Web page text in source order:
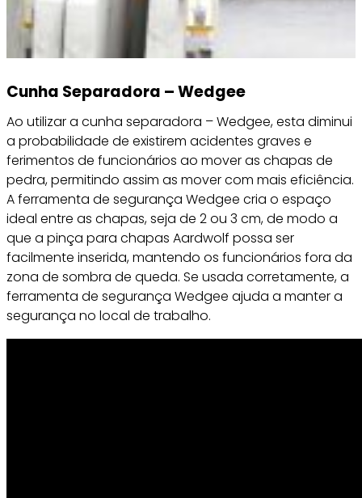
Cunha Separadora – Wedgee
Ao utilizar a cunha separadora – Wedgee, esta diminui
a probabilidade de existirem acidentes graves e
ferimentos de funcionários ao mover as chapas de
pedra, permitindo assim as mover com mais eficiência.
A ferramenta de segurança Wedgee cria o espaço
ideal entre as chapas, seja de 2 ou 3 cm, de modo a
que a pinça para chapas Aardwolf possa ser
facilmente inserida, mantendo os funcionários fora da
zona de sombra de queda. Se usada corretamente, a
ferramenta de segurança Wedgee ajuda a manter a
segurança no local de trabalho.